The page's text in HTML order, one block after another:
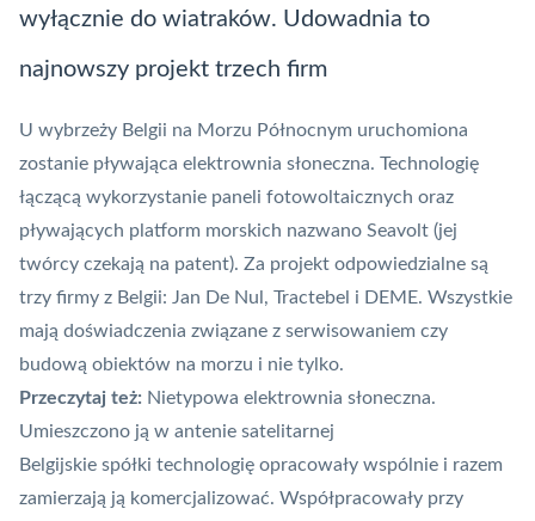
wyłącznie do wiatraków. Udowadnia to
najnowszy projekt trzech firm
U wybrzeży Belgii na Morzu Północnym uruchomiona
zostanie pływająca elektrownia słoneczna. Technologię
łączącą wykorzystanie paneli fotowoltaicznych oraz
pływających platform morskich nazwano Seavolt (jej
twórcy czekają na patent). Za projekt odpowiedzialne są
trzy firmy z Belgii: Jan De Nul, Tractebel i DEME. Wszystkie
mają doświadczenia związane z serwisowaniem czy
budową obiektów na morzu i nie tylko.
Przeczytaj też: Nietypowa elektrownia słoneczna.
Umieszczono ją w antenie satelitarnej
Belgijskie spółki technologię opracowały wspólnie i razem
zamierzają ją komercjalizować. Współpracowały przy